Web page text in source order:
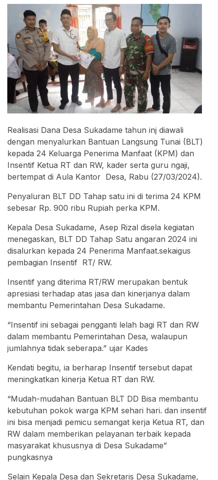
Realisasi Dana Desa Sukadame tahun inj diawali
dengan menyalurkan Bantuan Langsung Tunai (BLT)
kepada 24 Keluarga Penerima Manfaat (KPM) dan
Insentif Ketua RT dan RW, kader serta guru ngaji,
bertempat di Aula Kantor Desa, Rabu (27/03/2024).
Penyaluran BLT DD Tahap satu ini di terima 24 KPM
sebesar Rp. 900 ribu Rupiah perka KPM.
Kepala Desa Sukadame, Asep Rizal disela kegiatan
menegaskan, BLT DD Tahap Satu angaran 2024 ini
disalurkan kepada 24 Penerima Manfaat.sekaigus
pembagian Insentif RT/ RW.
Insentif yang diterima RT/RW merupakan bentuk
apresiasi terhadap atas jasa dan kinerjanya dalam
membantu Pemerintahan Desa Sukadame.
“Insentif ini sebagai pengganti lelah bagi RT dan RW
dalam membantu Pemerintahan Desa, walaupun
jumlahnya tidak seberapa.” ujar Kades
Kendati begitu, ia berharap Insentif tersebut dapat
meningkatkan kinerja Ketua RT dan RW.
“Mudah-mudahan Bantuan BLT DD Bisa membantu
kebutuhan pokok warga KPM sehari hari. dan insentif
ini bisa menjadi pemicu semangat kerja Ketua RT, dan
RW dalam memberikan pelayanan terbaik kepada
masyarakat khususnya di Desa Sukadame”
pungkasnya
Selain Kepala Desa dan Sekretaris Desa Sukadame,